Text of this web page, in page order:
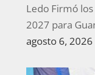
Ledo Firmó
2027 para
agosto 6, 2026